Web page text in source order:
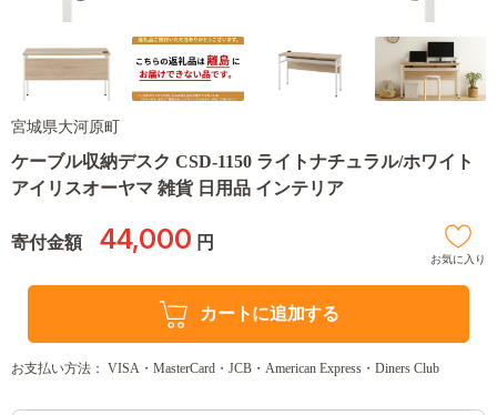
宮城県大河原町
ケーブル収納デスク CSD-1150 ライトナチュラル/ホワイト
アイリスオーヤマ 雑貨 日用品 インテリア
寄付金額 44,000 円
お気に入り
カートに追加する
お支払い方法： VISA・MasterCard・JCB・American Express・Diners Club